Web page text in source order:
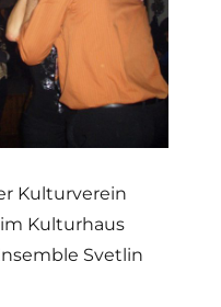
Kulturverein
Kulturhaus
Svetlin